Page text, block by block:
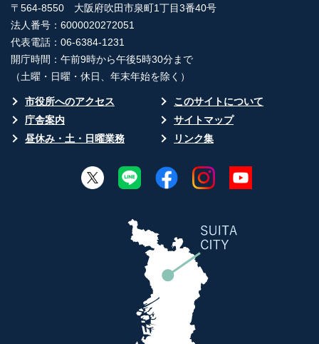
〒564-8550 大阪府吹田市泉町1丁目3番40号
法人番号：6000020272051
代表電話：06-6384-1231
開庁時間：午前9時から午後5時30分まで
（土曜・日曜・休日、年末年始を除く）
市役所へのアクセス
このサイトについて
庁舎案内
サイトマップ
昼休み・土・日曜業務
リンク集